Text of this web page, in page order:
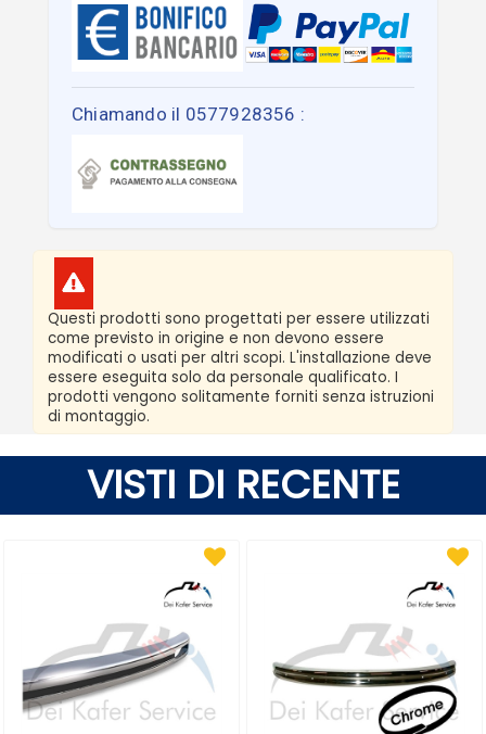
Chiamando il 0577928356 :
Questi prodotti sono progettati per essere utilizzati
come previsto in origine e non devono essere
modificati o usati per altri scopi. L'installazione deve
essere eseguita solo da personale qualificato. I
prodotti vengono solitamente forniti senza istruzioni
di montaggio.
VISTI DI RECENTE